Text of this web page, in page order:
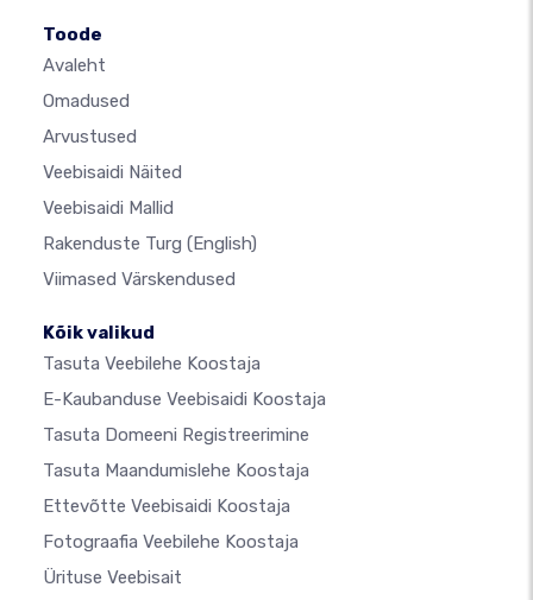
Toode
Avaleht
Omadused
Arvustused
Veebisaidi Näited
Veebisaidi Mallid
Rakenduste Turg (English)
Viimased Värskendused
Kõik valikud
Tasuta Veebilehe Koostaja
E-Kaubanduse Veebisaidi Koostaja
Tasuta Domeeni Registreerimine
Tasuta Maandumislehe Koostaja
Ettevõtte Veebisaidi Koostaja
Fotograafia Veebilehe Koostaja
Ürituse Veebisait